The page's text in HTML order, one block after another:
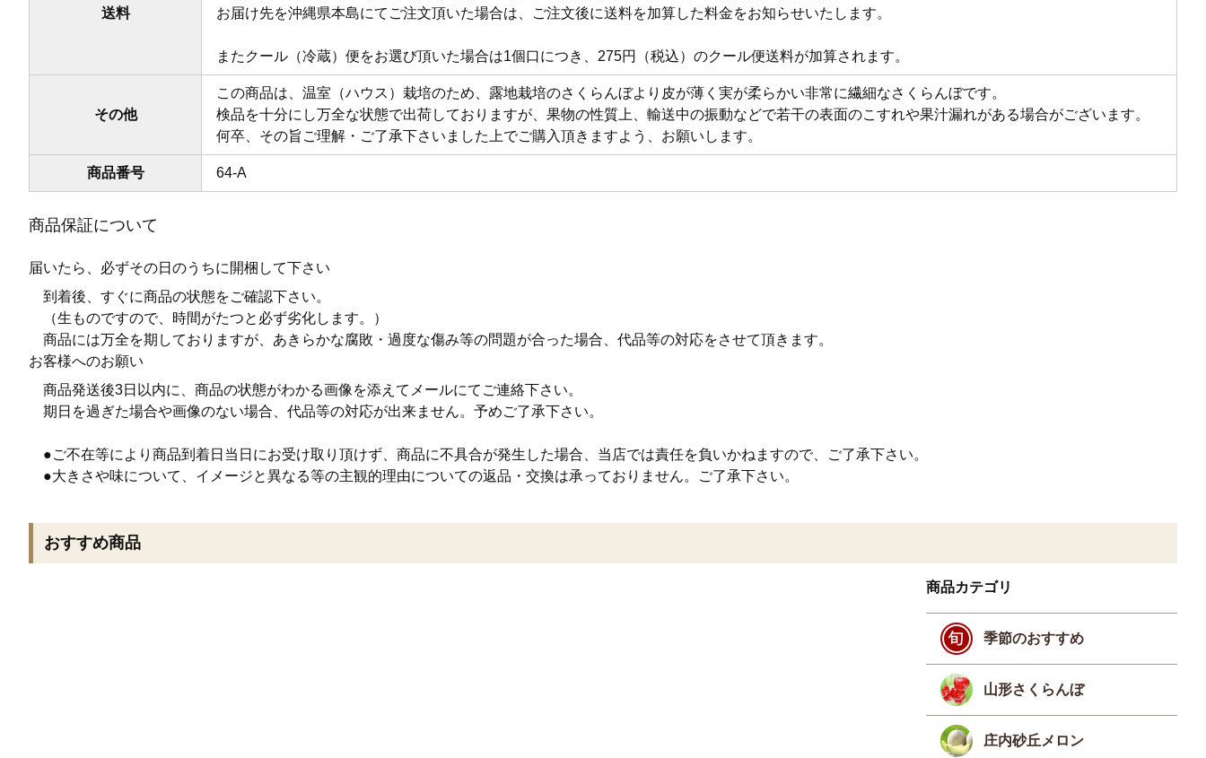
送料
お届け先を沖縄県本島にてご注文頂いた場合は、ご注文後に送料を加算した料金をお知らせいたします。
またクール（冷蔵）便をお選び頂いた場合は1個口につき、275円（税込）のクール便送料が加算されます。
その他
この商品は、温室（ハウス）栽培のため、露地栽培のさくらんぼより皮が薄く実が柔らかい非常に繊細なさくらんぼです。
検品を十分にし万全な状態で出荷しておりますが、果物の性質上、輸送中の振動などで若干の表面のこすれや果汁漏れがある場合がございます。
何卒、その旨ご理解・ご了承下さいました上でご購入頂きますよう、お願いします。
商品番号 64-A
商品保証について
届いたら、必ずその日のうちに開梱して下さい
到着後、すぐに商品の状態をご確認下さい。
（生ものですので、時間がたつと必ず劣化します。）
商品には万全を期しておりますが、あきらかな腐敗・過度な傷み等の問題が合った場合、代品等の対応をさせて頂きます。
お客様へのお願い
商品発送後3日以内に、商品の状態がわかる画像を添えてメールにてご連絡下さい。
期日を過ぎた場合や画像のない場合、代品等の対応が出来ません。予めご了承下さい。
●ご不在等により商品到着日当日にお受け取り頂けず、商品に不具合が発生した場合、当店では責任を負いかねますので、ご了承下さい。
●大きさや味について、イメージと異なる等の主観的理由についての返品・交換は承っておりません。ご了承下さい。
おすすめ商品
商品カテゴリ
季節のおすすめ
山形さくらんぼ
庄内砂丘メロン